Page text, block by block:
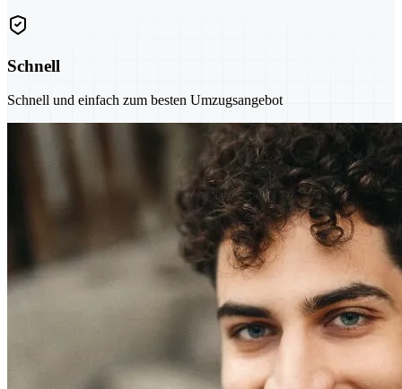
Schnell
Schnell und einfach zum besten Umzugsangebot